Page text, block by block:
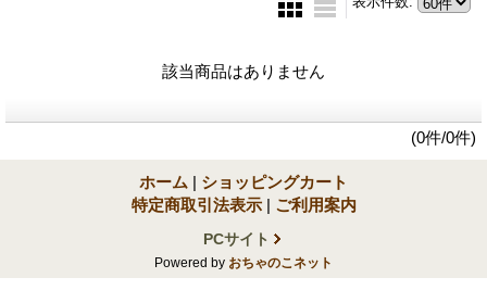
該当商品はありません
(0件/0件)
ホーム | ショッピングカート
特定商取引法表示 | ご利用案内
PCサイト
Powered by おちゃのこネット